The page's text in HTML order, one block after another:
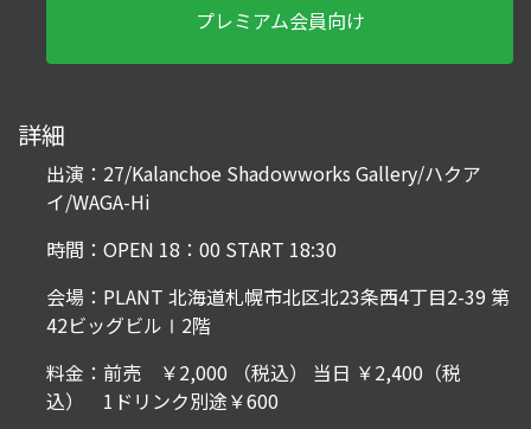
プレミアム会員向け
詳細
出演：27/Kalanchoe Shadowworks Gallery/ハクア
イ/WAGA-Hi
時間：OPEN 18：00 START 18:30
会場：PLANT 北海道札幌市北区北23条西4丁目2-39 第
42ビッグビルⅠ2階
料金：前売 ￥2,000 （税込） 当日 ￥2,400（税
込） 1ドリンク別途￥600